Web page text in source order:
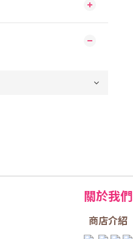
關於我們
商店介紹